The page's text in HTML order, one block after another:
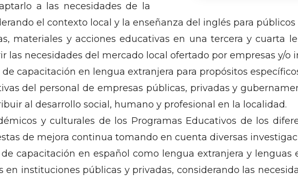
a las necesidades de la
el contexto local y la enseñanza del inglés para públicos
materiales y acciones educativas en una tercera y cuarta
las necesidades del mercado local ofertado por empresas y/o
capacitación en lengua extranjera para propósitos
del personal de empresas públicas, privadas y
al desarrollo social, humano y profesional en la localidad.
y culturales de los Programas Educativos de los
de mejora continua tomando en cuenta diversas
capacitación en español como lengua extranjera y lenguas
instituciones públicas y privadas, considerando las